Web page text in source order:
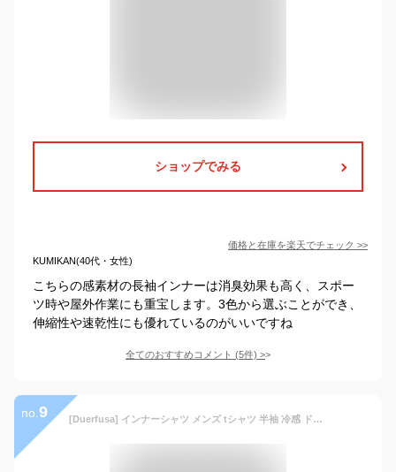
ショップでみる
価格と在庫を楽天でチェック >>
KUMIKAN(40代・女性)
こちらの感素材の長袖インナーは消臭効果も高く、スポー
ツ時や屋外作業にも重宝します。3色から選ぶことができ、
伸縮性や速乾性にも優れているのがいいですね
全てのおすすめコメント (5件) >
no. 9 [Duerfusa] インナーシャツ メンズ tシャツ 半袖 冷感 ドライ 春夏 吸汗速乾 抗菌防臭 ストレッチ クルーネック 白 黒 3枚組(Vネック半袖/白/L)